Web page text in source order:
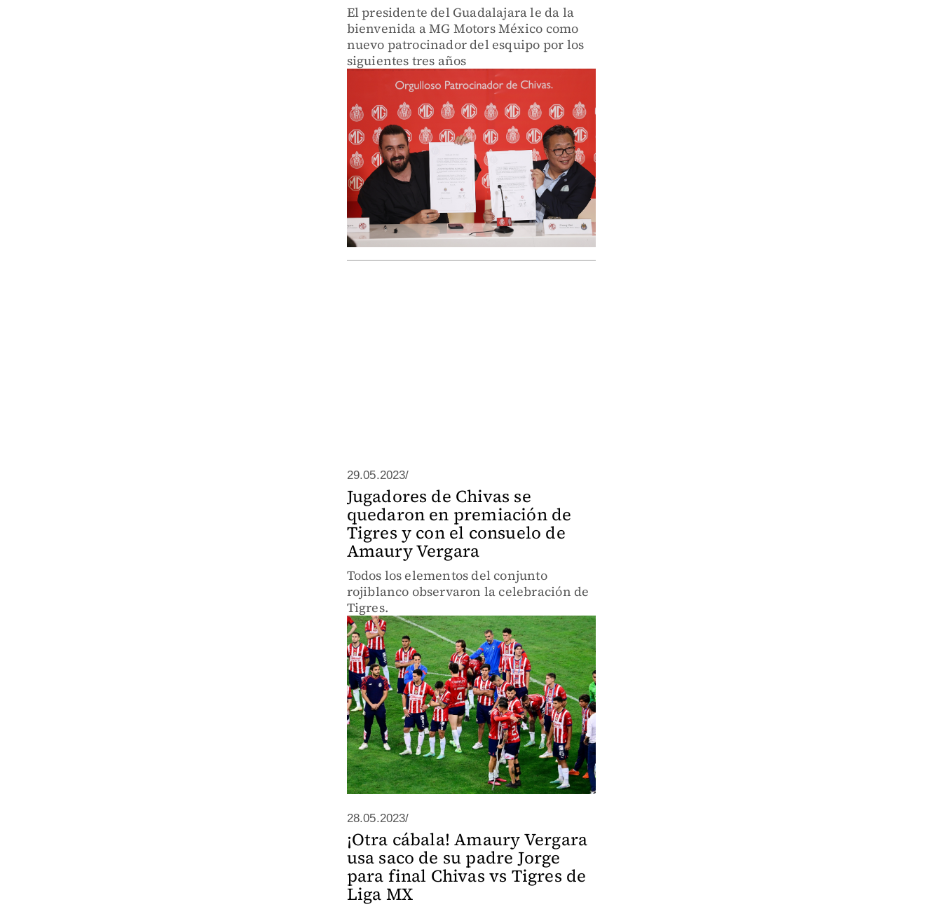
El presidente del Guadalajara le da la
bienvenida a MG Motors México como
nuevo patrocinador del esquipo por los
siguientes tres años
29.05.2023/
Jugadores de Chivas se
quedaron en premiación de
Tigres y con el consuelo de
Amaury Vergara
Todos los elementos del conjunto
rojiblanco observaron la celebración de
Tigres.
28.05.2023/
¡Otra cábala! Amaury Vergara
usa saco de su padre Jorge
para final Chivas vs Tigres de
Liga MX